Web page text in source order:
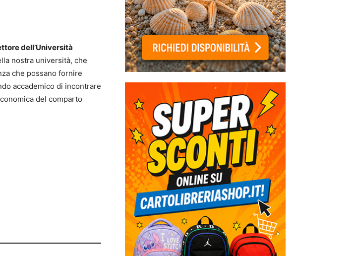
dell’Università
nostra università, che
che possano fornire
accademico di incontrare
del comparto